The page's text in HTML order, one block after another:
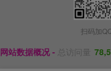
扫码加
网站数据概况 - 总访问量